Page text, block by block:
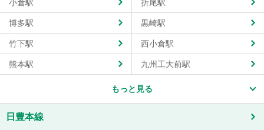
小倉駅 折尾駅
博多駅 黒崎駅
竹下駅 西小倉駅
熊本駅 九州工大前駅
もっと見る
日豊本線